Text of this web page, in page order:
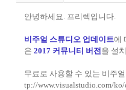
안녕하세요. 프리렉입니다.
비주얼 스튜디오 업데이트에
은 2017 커뮤니티 버전을 설
무료로 사용할 수 있는 비주
tp://www.visualstudio.com/